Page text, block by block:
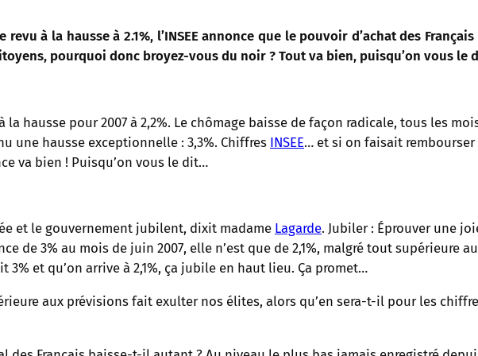
revu à la hausse à 2.1%, l’INSEE annonce que le pouvoir d’achat des
pourquoi donc broyez-vous du noir ? Tout va bien, puisqu’on vous le
la hausse pour 2007 à 2,2%. Le chômage baisse de façon radicale, tous les
une hausse exceptionnelle : 3,3%. Chiffres INSEE… et si on faisait rembourser
va bien ! Puisqu’on vous le dit…
et le gouvernement jubilent, dixit madame Lagarde. Jubiler : Éprouver une
de 3% au mois de juin 2007, elle n’est que de 2,1%, malgré tout supérieure
et qu’on arrive à 2,1%, ça jubile en haut lieu. Ça promet…
aux prévisions fait exulter nos élites, alors qu’en sera-t-il pour les